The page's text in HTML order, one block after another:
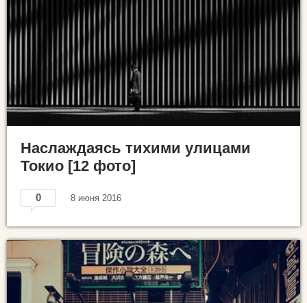
Наслаждаясь тихими улицами
Токио [12 фото]
0 8 июня 2016